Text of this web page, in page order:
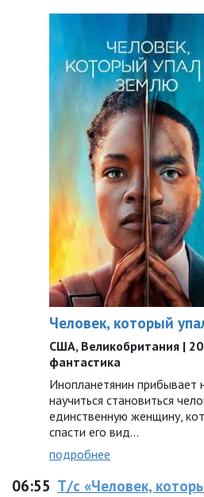
Человек, который
США, Великобритания |
фантастика
Инопланетянин прибывает
научиться становиться
единственную женщину,
спасти его вид...
подробнее
06:55 Т/с «Человек,